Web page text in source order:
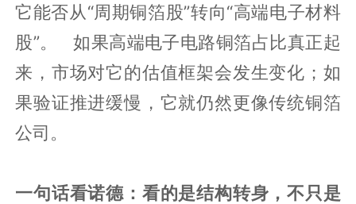
它能否从“周期铜箔股”转向“高端电子材料
股”。 如果高端电子电路铜箔占比真正起
来，市场对它的估值框架会发生变化；如
果验证推进缓慢，它就仍然更像传统铜箔
公司。
一句话看诺德：看的是结构转身，不只是